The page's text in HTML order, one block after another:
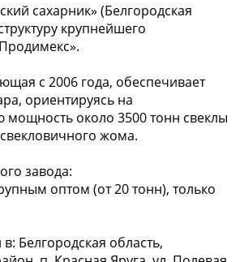
сахарник» (Белгородская
крупнейшего
с 2006 года, обеспечивает
ориентируясь на
мощность около 3500 тонн свеклы
жома.
завода:
оптом (от 20 тонн), только
Белгородская область,